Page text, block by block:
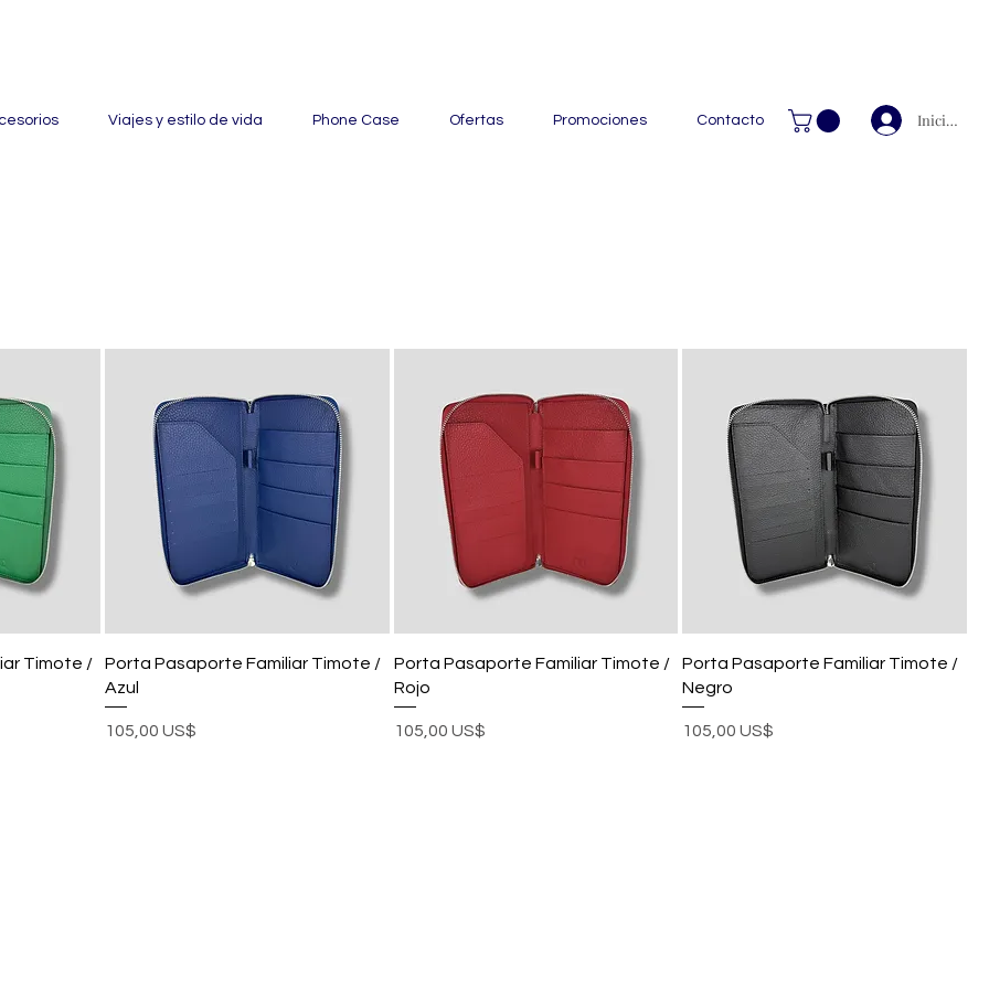
Viajes y estilo de vida Phone Case Ofertas Promociones Contacto Iniciar
Timote /
Porta Pasaporte Familiar Timote /
Azul
Precio
105,00 US$
Porta Pasaporte Familiar Timote /
Rojo
Precio
105,00 US$
Porta Pasaporte Familiar Timote /
Negro
Precio
105,00 US$